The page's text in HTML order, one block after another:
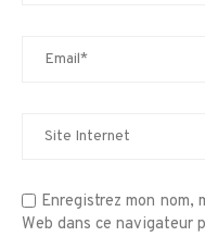
Enregistrez mon nom,
Web dans ce navigateur